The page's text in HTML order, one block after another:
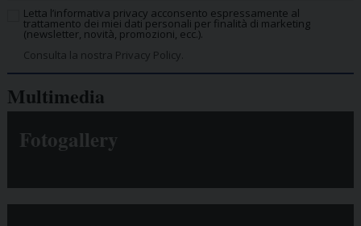
Letta l’informativa privacy acconsento espressamente al
trattamento dei miei dati personali per finalità di marketing
(newsletter, novità, promozioni, ecc.).
Consulta la nostra Privacy Policy.
Multimedia
Fotogallery